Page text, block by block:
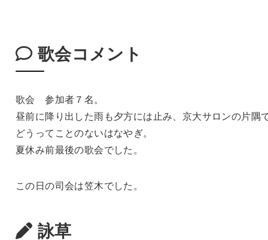
歌会コメント
歌会 参加者７名。
昼前に降り出した雨も夕方には止み、京大サロンの片隅
どうってことのないはなやぎ。
夏休み前最後の歌会でした。
この日の司会は笠木でした。
詠草